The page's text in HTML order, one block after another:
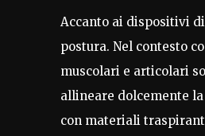
Accanto ai dispositivi
postura. Nel contesto
muscolari e articolari
allineare dolcemente
con materiali